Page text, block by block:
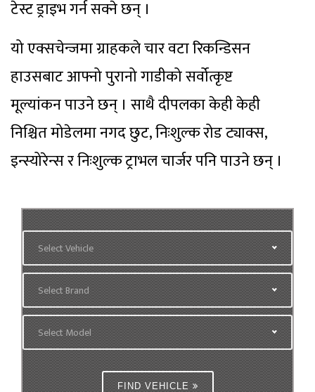
टेस्ट ड्राइभ गर्न सक्ने छन् ।
यो एक्सचेन्जमा ग्राहकले चार वटा रिकन्डिसन
हाउसबाट आफ्नो पुरानो गाडीको सर्वोत्कृष्ट
मूल्यांकन पाउने छन् । साथै दीपलका केही केही
निश्चित मोडेलमा नगद छुट, निःशुल्क रोड ट्याक्स,
इन्स्योरेन्स र निःशुल्क ट्राभल चार्जर पनि पाउने छन् ।
Select Vehicle
Select Brand
Select Model
FIND VEHICLE